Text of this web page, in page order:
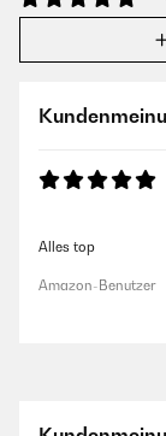
Alles top
Amazon-Benutzer